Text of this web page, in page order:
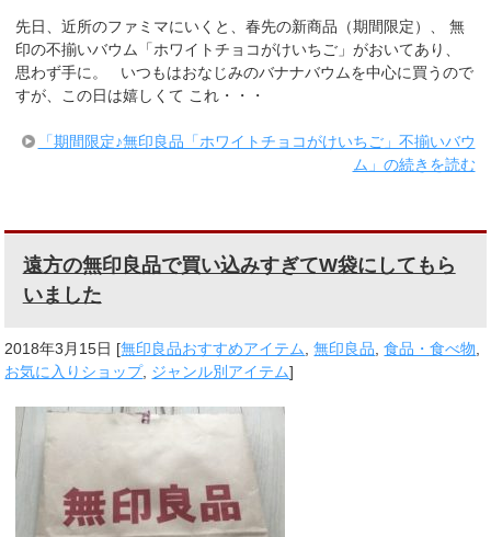
先日、近所のファミマにいくと、春先の新商品（期間限定）、 無
印の不揃いバウム「ホワイトチョコがけいちご」がおいてあり、
思わず手に。 いつもはおなじみのバナナバウムを中心に買うので
すが、この日は嬉しくて これ・・・
「期間限定♪無印良品「ホワイトチョコがけいちご」不揃いバウ
ム」の続きを読む
遠方の無印良品で買い込みすぎてW袋にしてもら
いました
2018年3月15日 [無印良品おすすめアイテム,無印良品,食品・食べ物,
お気に入りショップ, ジャンル別アイテム]